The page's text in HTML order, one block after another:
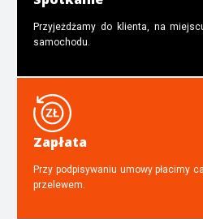
Przyjeżdżamy do klienta, na
samochodu.
Zapłata
Przy podpisywaniu umowy płacimy
przelewem.